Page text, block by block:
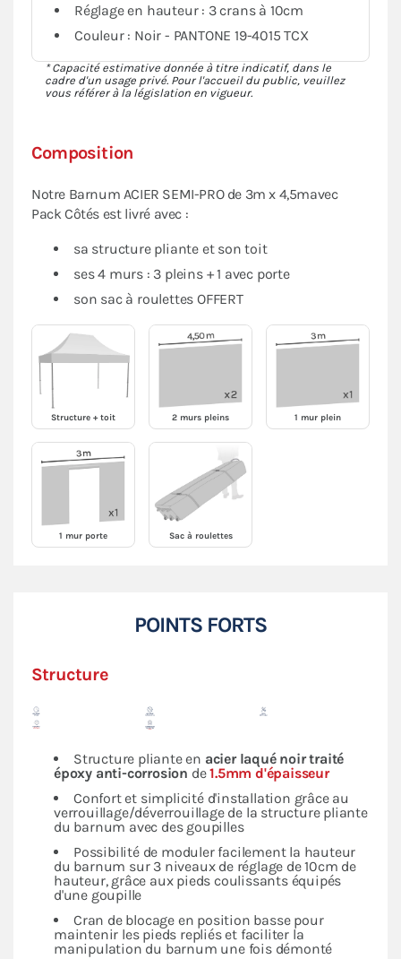
Composition
Notre Barnum ACIER SEMI-PRO de 3m x 4,5mavec
Pack Côtés est livré avec :
sa structure pliante et son toit
ses 4 murs : 3 pleins + 1 avec porte
son sac à roulettes OFFERT
Structure + toit 2 murs pleins 1 mur plein
1 mur porte Sac à roulettes
Réglage en hauteur : 3 crans à 10cm
Couleur : Noir - PANTONE 19-4015 TCX
* Capacité estimative donnée à titre indicatif, dans le
cadre d'un usage privé. Pour l'accueil du public, veuillez
vous référer à la législation en vigueur.
POINTS FORTS
Structure
Structure pliante en acier laqué noir traité
époxy anti-corrosion de1.5mm d'épaisseur
Confort et simplicité d'installation grâce au
verrouillage/déverrouillage de la structure pliante
du barnum avec des goupilles
Possibilité de moduler facilement la hauteur
du barnum sur 3 niveaux de réglage de 10cm de
hauteur, grâce aux pieds coulissants équipés
d'une goupille
Cran de blocage en position basse pour
maintenir les pieds repliés et faciliter la
manipulation du barnum une fois démonté